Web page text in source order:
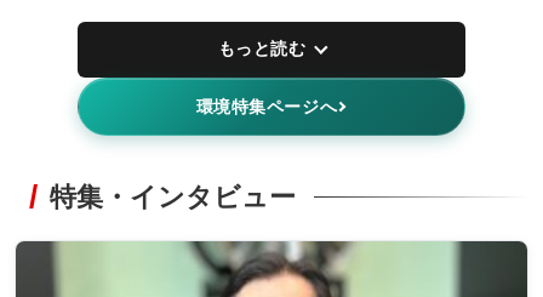
もっと読む
環境特集ページへ
特集・インタビュー